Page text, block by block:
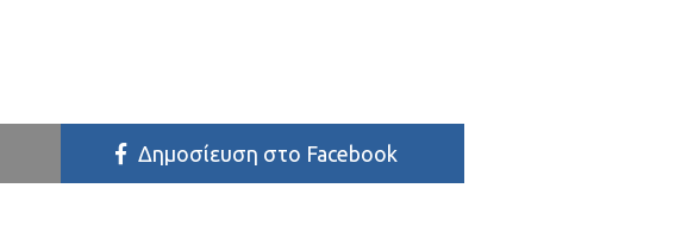
Δημοσίευση στο Facebook